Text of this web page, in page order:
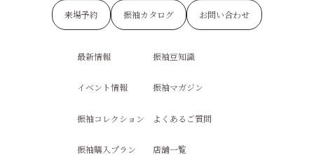
来場予約 振袖カタログ お問い合わせ
最新情報
イベント情報
振袖コレクション
振袖購入プラン
振袖豆知識
振袖マガジン
よくあるご質問
店舗一覧